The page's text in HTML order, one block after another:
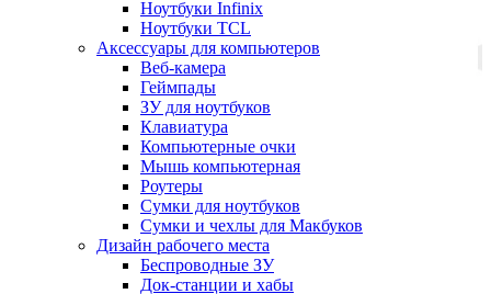
Ноутбуки Infinix
Ноутбуки TCL
Аксессуары для компьютеров
Веб-камера
Геймпады
ЗУ для ноутбуков
Клавиатура
Компьютерные очки
Мышь компьютерная
Роутеры
Сумки для ноутбуков
Сумки и чехлы для Макбуков
Дизайн рабочего места
Беспроводные ЗУ
Док-станции и хабы